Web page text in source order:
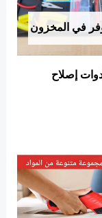
في المخزون
إصلاح